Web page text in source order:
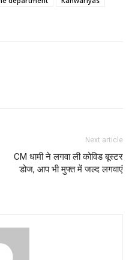
Next article
CM धामी ने लगवा ली कोविड बूस्टर
डोज, आप भी मुफ्त में जल्द लगवाएं